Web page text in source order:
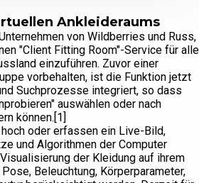
Ankleideraums
von Wildberries und Russ,
"Client Fitting Room"-Service für alle
einzuführen. Zuvor einer
vorbehalten, ist die Funktion jetzt
Suchprozesse integriert, so dass
auswählen oder nach
können.[1]
oder erfassen ein Live-Bild,
und Algorithmen der Computer
der Kleidung auf ihrem
Beleuchtung, Körperparameter,